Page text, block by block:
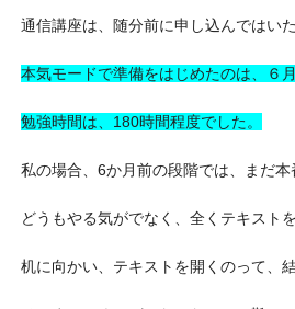
通信講座は、随分前に申し込んではい
本気モードで準備をはじめたのは、６
勉強時間は、180時間程度でした。
私の場合、6か月前の段階では、まだ本
どうもやる気がでなく、全くテキスト
机に向かい、テキストを開くのって、